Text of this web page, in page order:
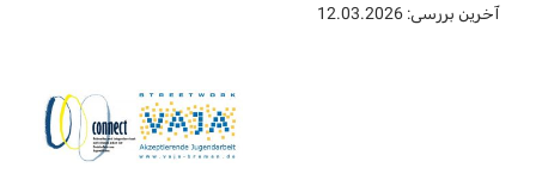
آخرین بررسی: 12.03.2026